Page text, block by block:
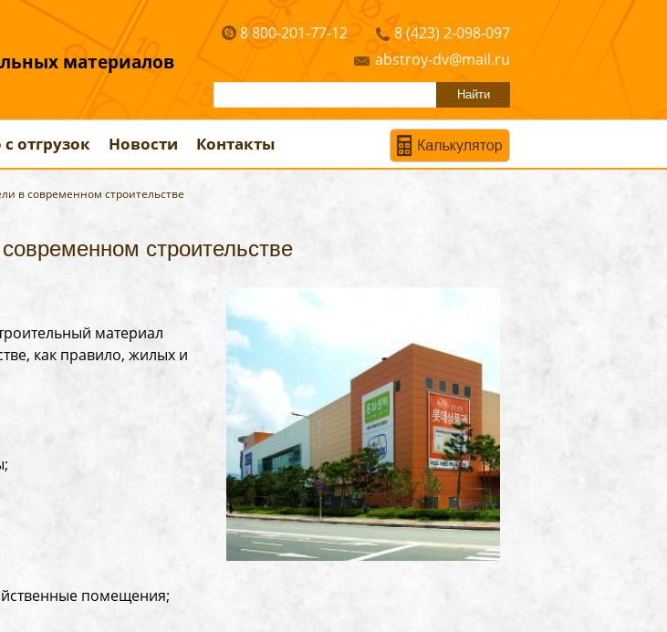
материалов
8 (423) 2-098-097
8 800-201-77-12
abstroy-dv@mail.ru
отгрузок Новости Контакты
в современном строительстве
строительстве
материал
как правило, жилых и
помещения;